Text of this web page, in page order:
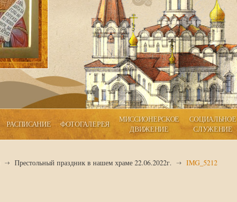
РАСПИСАНИЕ ФОТОГАЛЕРЕЯ
МИССИОНЕРСКОЕ
ДВИЖЕНИЕ
СОЦИАЛЬНОЕ
СЛУЖЕНИЕ
Престольный праздник в нашем храме 22.06.2022г. IMG_5212